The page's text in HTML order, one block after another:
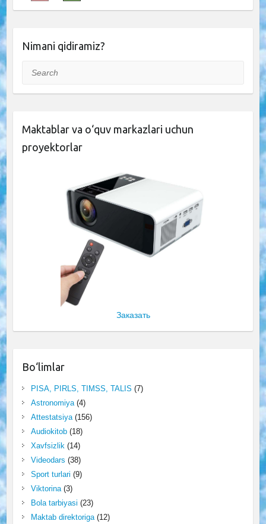
Nimani qidiramiz?
Search
Maktablar va o‘quv markazlari uchun
proyektorlar
Заказать
Bo‘limlar
PISA, PIRLS, TIMSS, TALIS (7)
Astronomiya(4)
Attestatsiya(156)
Audiokitob(18)
Xavfsizlik(14)
Videodars (38)
Sport turlari (9)
Viktorina(3)
Bola tarbiyasi (23)
Maktab direktoriga(12)